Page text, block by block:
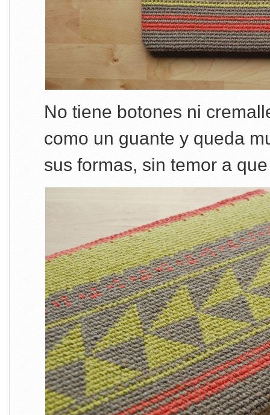
No tiene botones ni
como un guante y queda
sus formas, sin temor a